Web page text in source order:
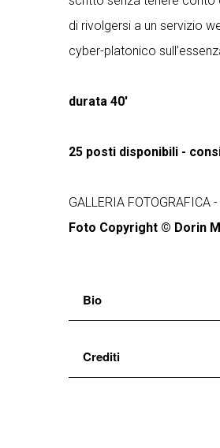
di rivolgersi a un servizio
cyber-platonico
durata 40'
25 posti disponibili -
GALLERIA FOTOGRAFICA
Foto Copyright © Dorin
Bio
Il Teatro dell’Elce
una grande varietà di
Crediti